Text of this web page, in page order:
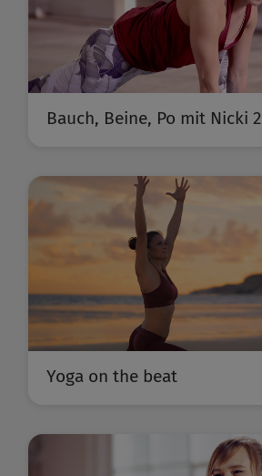
Bauch, Beine, Po mit Nicki 2
Yoga on the beat